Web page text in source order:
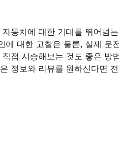
동차에 대한 기대를 뛰어넘
에 대한 고찰은 물론, 실제 운
접 시승해보는 것도 좋은 방
정보와 리뷰를 원하신다면